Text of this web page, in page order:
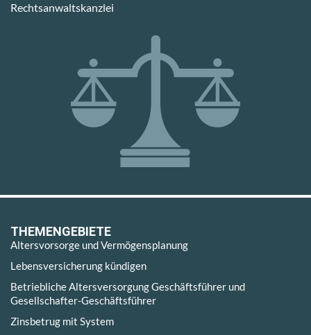
Rechtsanwaltskanzlei
THEMENGEBIETE
Altersvorsorge und Vermögensplanung
Lebensversicherung kündigen
Betriebliche Altersversorgung Geschäftsführer und
Gesellschafter-Geschäftsführer
Zinsbetrug mit System